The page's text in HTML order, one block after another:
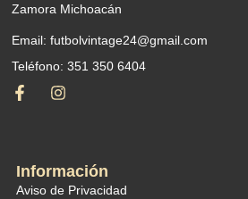
Información
Aviso de Privacidad
Zamora Michoacán
Email: futbolvintage24@gmail.com
Teléfono: 351 350 6404